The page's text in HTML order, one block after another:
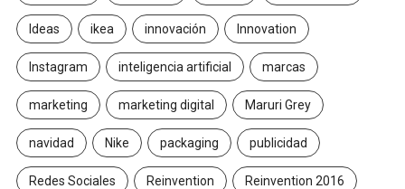
Ideas ikea innovación Innovation
Instagram inteligencia artificial marcas
marketing marketing digital Maruri Grey
navidad Nike packaging publicidad
Redes Sociales Reinvention Reinvention 2016